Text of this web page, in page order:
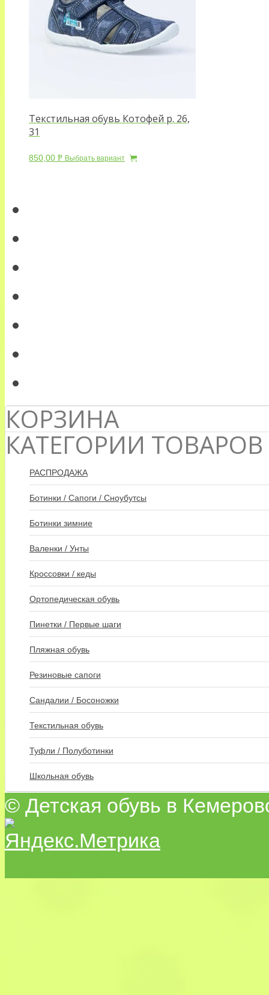
Текстильная обувь Котофей р. 26,
31
850,00 Р Выбрать вариант
КОРЗИНА
КАТЕГОРИИ ТОВАРОВ
РАСПРОДАЖА
Ботинки / Сапоги / Сноубутсы
Ботинки зимние
Валенки / Унты
Кроссовки / кеды
Ортопедическая обувь
Пинетки / Первые шаги
Пляжная обувь
Резиновые сапоги
Сандалии / Босоножки
Текстильная обувь
Туфли / Полуботинки
Школьная обувь
© Детская обувь в